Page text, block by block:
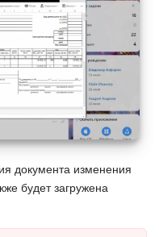
документа изменения
будет загружена